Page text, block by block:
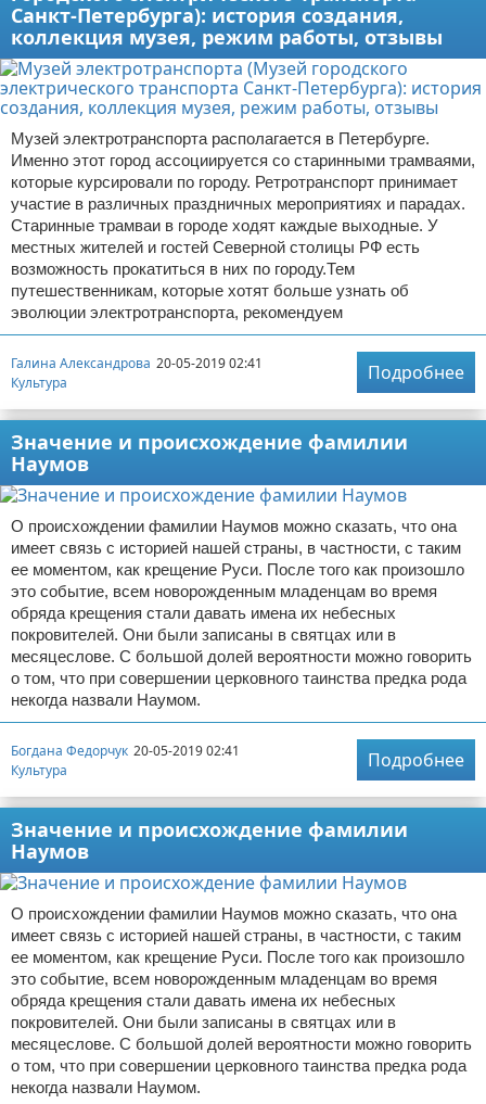
Санкт-Петербурга): история создания,
коллекция музея, режим работы, отзывы
Музей электротранспорта располагается в Петербурге.
Именно этот город ассоциируется со старинными трамваями,
которые курсировали по городу. Ретротранспорт принимает
участие в различных праздничных мероприятиях и парадах.
Старинные трамваи в городе ходят каждые выходные. У
местных жителей и гостей Северной столицы РФ есть
возможность прокатиться в них по городу.Тем
путешественникам, которые хотят больше узнать об
эволюции электротранспорта, рекомендуем
Галина Александрова 20-05-2019 02:41
Культура
Подробнее
Значение и происхождение фамилии
Наумов
О происхождении фамилии Наумов можно сказать, что она
имеет связь с историей нашей страны, в частности, с таким
ее моментом, как крещение Руси. После того как произошло
это событие, всем новорожденным младенцам во время
обряда крещения стали давать имена их небесных
покровителей. Они были записаны в святцах или в
месяцеслове. С большой долей вероятности можно говорить
о том, что при совершении церковного таинства предка рода
некогда назвали Наумом.
Богдана Федорчук 20-05-2019 02:41
Культура
Подробнее
Значение и происхождение фамилии
Наумов
О происхождении фамилии Наумов можно сказать, что она
имеет связь с историей нашей страны, в частности, с таким
ее моментом, как крещение Руси. После того как произошло
это событие, всем новорожденным младенцам во время
обряда крещения стали давать имена их небесных
покровителей. Они были записаны в святцах или в
месяцеслове. С большой долей вероятности можно говорить
о том, что при совершении церковного таинства предка рода
некогда назвали Наумом.